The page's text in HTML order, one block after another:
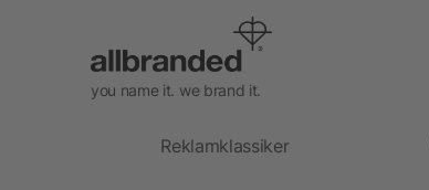
you name it. we brand it.
Reklamklassiker